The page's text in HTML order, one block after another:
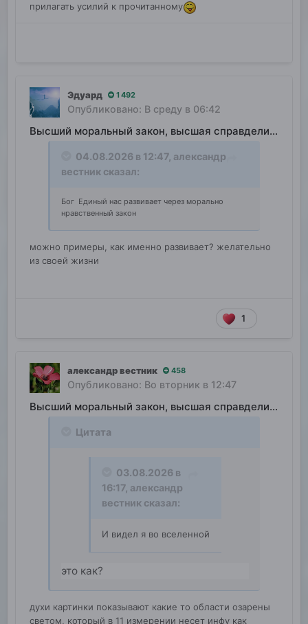
прилагать усилий к прочитанному
Эдуард 1 492
Опубликовано: В среду в 06:42
Высший моральный закон, высшая справделивость
04.08.2026 в 12:47, александр
вестник сказал:
Бог Единый нас развивает через морально
нравственный закон
можно примеры, как именно развивает? желательно
из своей жизни
1
александр вестник 458
Опубликовано: Во вторник в 12:47
Высший моральный закон, высшая справделивость
Цитата
03.08.2026 в
16:17, александр
вестник сказал:
И видел я во вселенной
это как?
духи картинки показывают какие то области озарены
светом, который в 11 измерении несет инфу как